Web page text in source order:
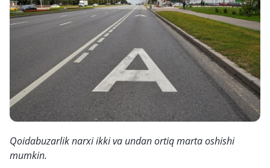
Qoidabuzarlik narxi ikki va undan ortiq marta oshishi
mumkin.